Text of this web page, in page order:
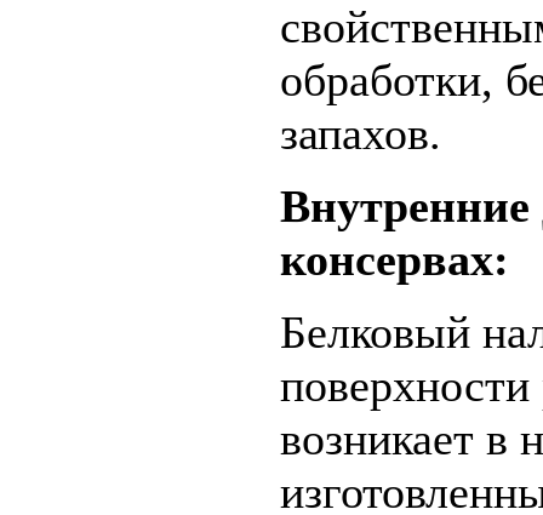
обработки,
запахов.
консервах:
Белковый
возникает в